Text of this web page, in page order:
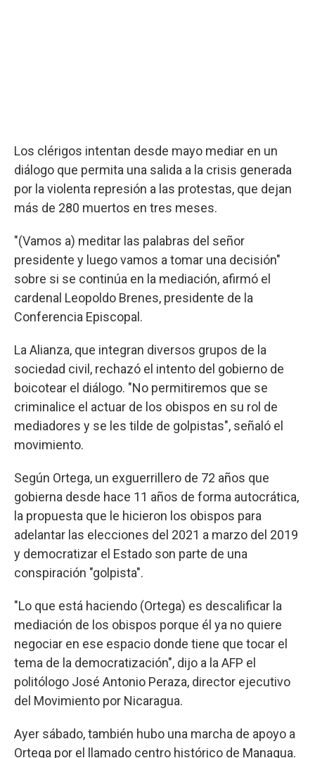
Los clérigos intentan desde mayo mediar en un
diálogo que permita una salida a la crisis generada
por la violenta represión a las protestas, que dejan
más de 280 muertos en tres meses.
"(Vamos a) meditar las palabras del señor
presidente y luego vamos a tomar una decisión"
sobre si se continúa en la mediación, afirmó el
cardenal Leopoldo Brenes, presidente de la
Conferencia Episcopal.
La Alianza, que integran diversos grupos de la
sociedad civil, rechazó el intento del gobierno de
boicotear el diálogo. "No permitiremos que se
criminalice el actuar de los obispos en su rol de
mediadores y se les tilde de golpistas", señaló el
movimiento.
Según Ortega, un exguerrillero de 72 años que
gobierna desde hace 11 años de forma autocrática,
la propuesta que le hicieron los obispos para
adelantar las elecciones del 2021 a marzo del 2019
y democratizar el Estado son parte de una
conspiración "golpista".
"Lo que está haciendo (Ortega) es descalificar la
mediación de los obispos porque él ya no quiere
negociar en ese espacio donde tiene que tocar el
tema de la democratización", dijo a la AFP el
politólogo José Antonio Peraza, director ejecutivo
del Movimiento por Nicaragua.
Ayer sábado, también hubo una marcha de apoyo a
Ortega por el llamado centro histórico de Managua.